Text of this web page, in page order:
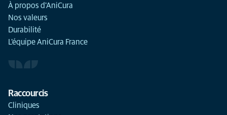
À propos d'AniCura
Nos valeurs
Durabilité
L'équipe AniCura France
Raccourcis
Cliniques